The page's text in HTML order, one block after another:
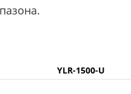
YLR-1500-U